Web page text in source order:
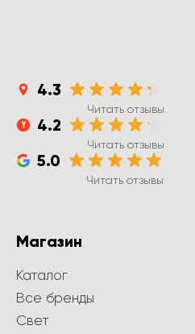
4.3
Читать отзывы
4.2
Читать отзывы
5.0
Читать отзывы
Магазин
Каталог
Все бренды
Свет